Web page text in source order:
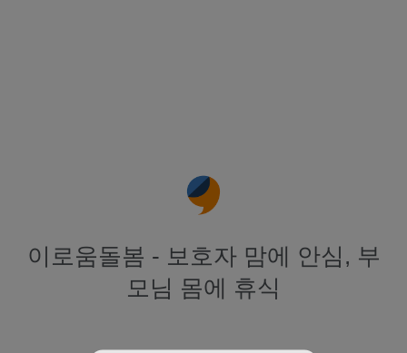
이로움돌봄 - 보호자 맘에 안심, 부
모님 몸에 휴식